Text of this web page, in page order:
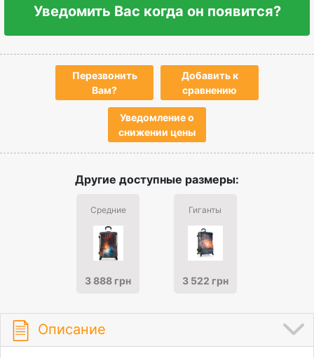
Уведомить Вас когда он появится?
Перезвонить
Вам?
Добавить к
сравнению
Уведомление о
снижении цены
Другие доступные размеры:
Средние
3 888 грн
Гиганты
3 522 грн
Описание